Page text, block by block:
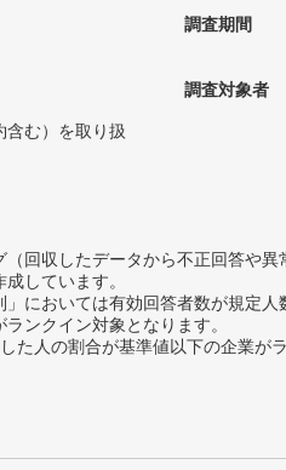
含む）を取り扱
調査期間
調査対象者
回収したデータから不正回答や異
しています。
においては有効回答者数が規定
ンクイン対象となります。
人の割合が基準値以下の企業が